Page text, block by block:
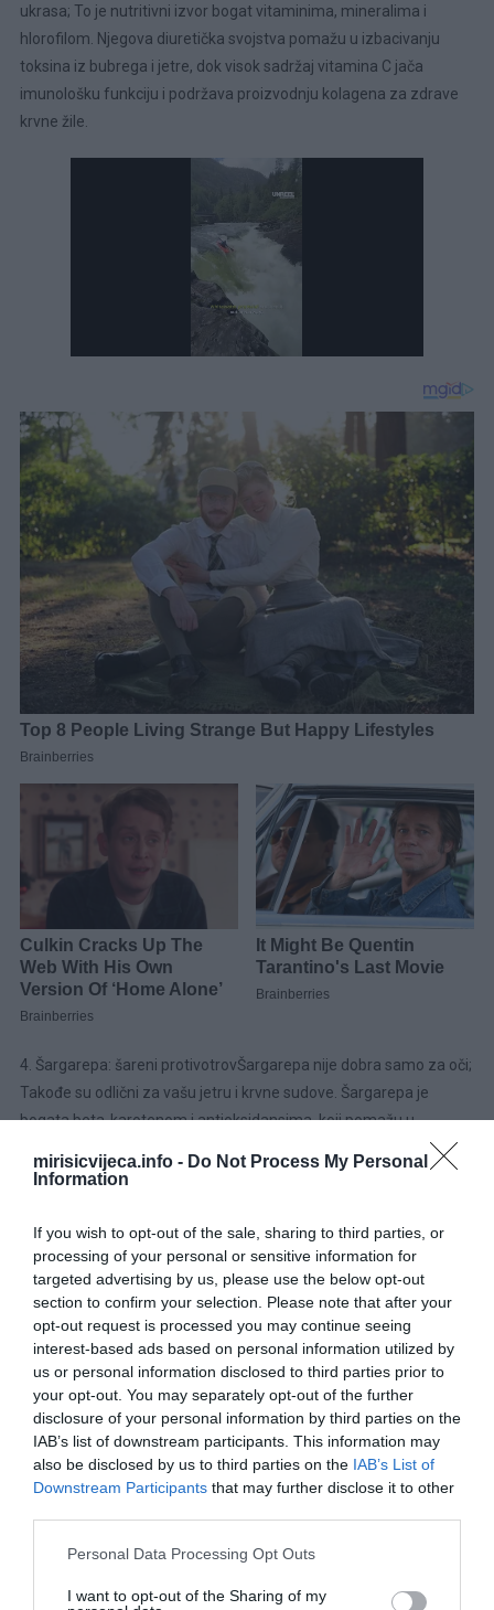
mirisicvijeca.info - Do Not Process My Personal
Information
If you wish to opt-out of the sale, sharing to third parties, or
processing of your personal or sensitive information for
targeted advertising by us, please use the below opt-out
section to confirm your selection. Please note that after your
opt-out request is processed you may continue seeing
interest-based ads based on personal information utilized by
us or personal information disclosed to third parties prior to
your opt-out. You may separately opt-out of the further
disclosure of your personal information by third parties on the
IAB’s list of downstream participants. This information may
also be disclosed by us to third parties on the IAB’s List of
Downstream Participants that may further disclose it to other
Please note that this website/app uses one or more Google
not limited to your visit or usage behaviour. You may click to
Personal Data Processing Opt Outs
I want to opt-out of the Sharing of my
ukrasa; To je nutritivni izvor bogat vitaminima, mineralima i
hlorofilom. Njegova diuretička svojstva pomažu u izbacivanju
toksina iz bubrega i jetre, dok visok sadržaj vitamina C jača
imunološku funkciju i podržava proizvodnju kolagena za zdrave
krvne žile.
4. Šargarepa: šareni protivotrovŠargarepa nije dobra samo za oči;
Takođe su odlični za vašu jetru i krvne sudove. Šargarepa je
bogata beta-karotenom i antioksidansima, koji pomažu u
neutralizaciji slobodnih radikala i smanjenju upale, podržavajući
proces detoksikacije jetre. Pored toga, njihov sadržaj rastvorljivih
5. Korijen đumbira: začin i detoksikacijaKorijen đumbira daje
pikantnost ovoj mješavini za detoksikaciju, istovremeno pružajući
niz zdravstvenih prednosti. Njegova protuupalna i antioksidativna
svojstva pomažu u borbi protiv oksidativnog stresa i upale u jetri i
krvnim žilama. Osim toga, đumbir pomaže probavu, ublažava
mučninu i promovira cjelokupno zdravlje.
6. Voće peruanske jagode:Voće peruanske jagode, poznato i kao
aguaymanto ili zlatna bobica, daje jedinstven okus ovom detoks
napitku. Ovo egzotično voće prepuno je vitamina, minerala i
fitonutrijenata koji podržavaju zdravlje jetre i jačaju imunitet.
Njihov kiselkast okus daje mješavini osvježavajući okus, čineći je i